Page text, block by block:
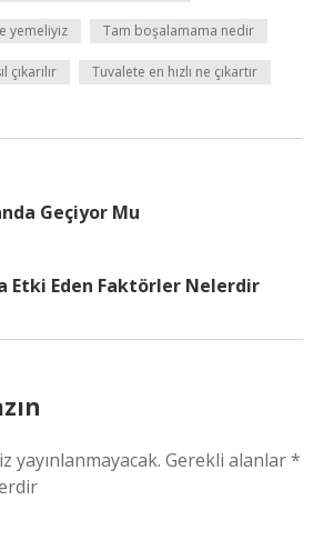
yemeliyiz Tam boşalamama nedir
çıkarılır Tuvalete en hızlı ne çıkartır
Geçiyor Mu
Etki Eden Faktörler Nelerdir
yayınlanmayacak. Gerekli alanlar*